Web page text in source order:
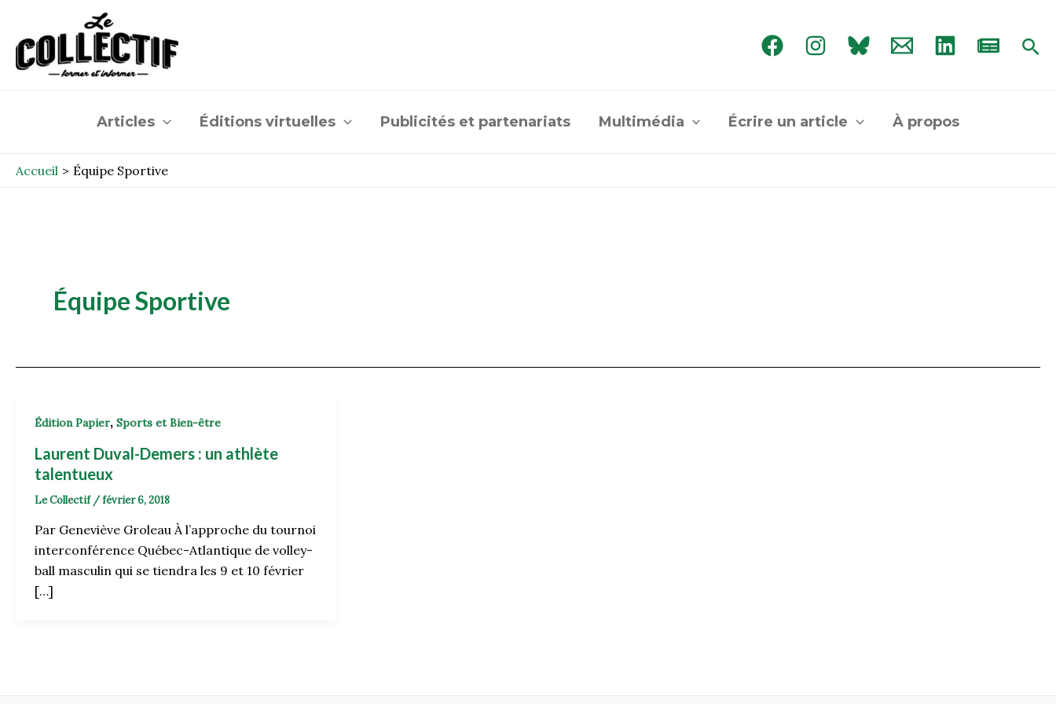
contenu
Articles Éditions virtuelles Publicités et partenariats Multimédia Écrire un article À propos
Accueil Équipe Sportive
Équipe Sportive
Édition Papier, Sports et Bien-être
Laurent Duval-Demers : un athlète
talentueux
Le Collectif /février 6, 2018
Par Geneviève Groleau À l’approche du tournoi
interconférence Québec-Atlantique de volley-
ball masculin qui se tiendra les 9 et 10 février
[…]